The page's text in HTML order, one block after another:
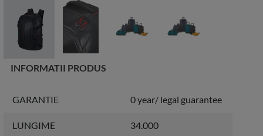
INFORMATII PRODUS
GARANTIE 0 year/ legal guarantee
LUNGIME 34.000